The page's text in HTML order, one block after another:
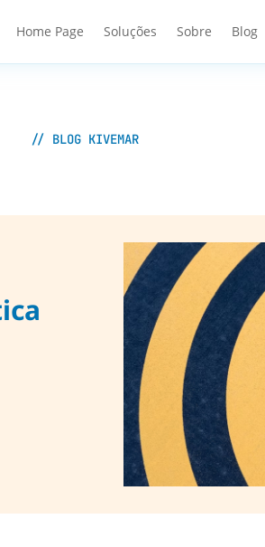
Home Page Soluções Sobre Blog
// BLOG KIVEMAR